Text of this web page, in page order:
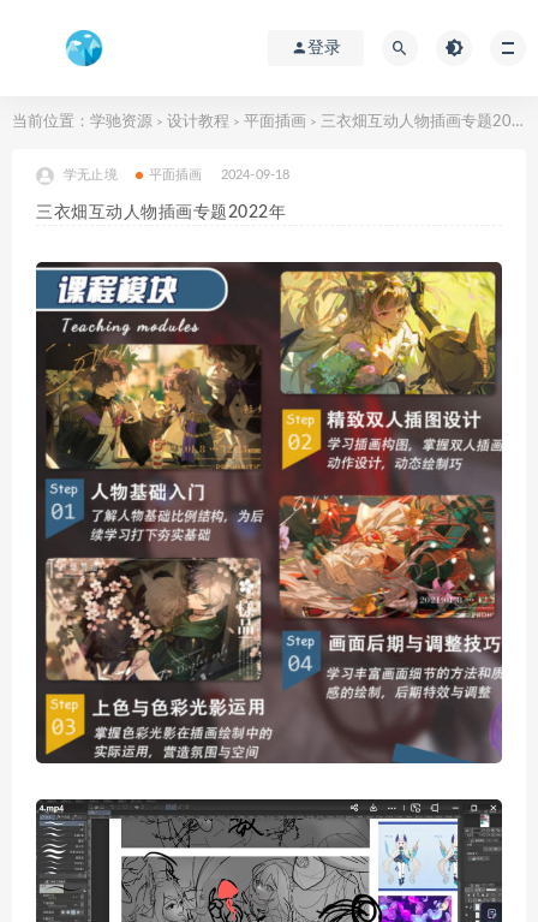
登录
当前位置： 学驰资源 > 设计教程 > 平面插画 > 三衣畑互动人物插画专题2022年
学无止境 平面插画 2024-09-18
三衣畑互动人物插画专题2022年